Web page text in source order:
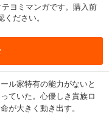
ヨミマンガです。購入前
ださい。
ル家特有の能力がないと
ていた。心優しき貴族ロ
が大きく動き出す。